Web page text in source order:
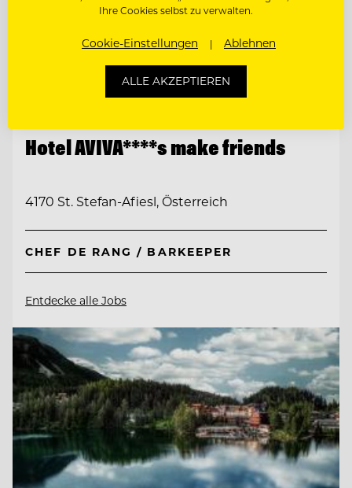
Hotel AVIVA****s make friends
4170 St. Stefan-Afiesl, Österreich
CHEF DE RANG / BARKEEPER
Entdecke alle Jobs
Ihre Cookies selbst zu verwalten.
Cookie-Einstellungen Ablehnen
ALLE AKZEPTIEREN